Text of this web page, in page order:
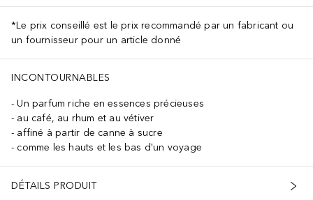
*Le prix conseillé est le prix recommandé par un fabricant ou
un fournisseur pour un article donné
INCONTOURNABLES
Un parfum riche en essences précieuses
au café, au rhum et au vétiver
affiné à partir de canne à sucre
comme les hauts et les bas d'un voyage
DÉTAILS PRODUIT